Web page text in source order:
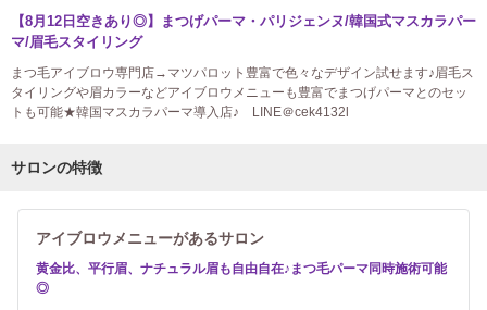
【8月12日空きあり◎】まつげパーマ・パリジェンヌ/韓国式マスカラパー
マ/眉毛スタイリング
まつ毛アイブロウ専門店→マツパロット豊富で色々なデザイン試せます♪眉毛ス
タイリングや眉カラーなどアイブロウメニューも豊富でまつげパーマとのセッ
トも可能★韓国マスカラパーマ導入店♪ LINE＠cek4132l
サロンの特徴
アイブロウメニューがあるサロン
黄金比、平行眉、ナチュラル眉も自由自在♪まつ毛パーマ同時施術可能
◎